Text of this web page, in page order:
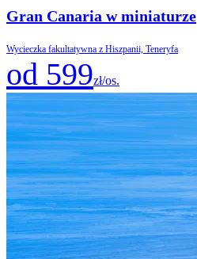
Gran Canaria w miniaturze
Wycieczka fakultatywna z Hiszpanii, Teneryfa
od 599zł/os.